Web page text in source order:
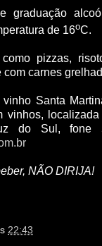
graduação
de 16oC.
pizzas,
carnes
Santa
vinhos,
do Sul, fone
NÃO DIRIJA!
22:43